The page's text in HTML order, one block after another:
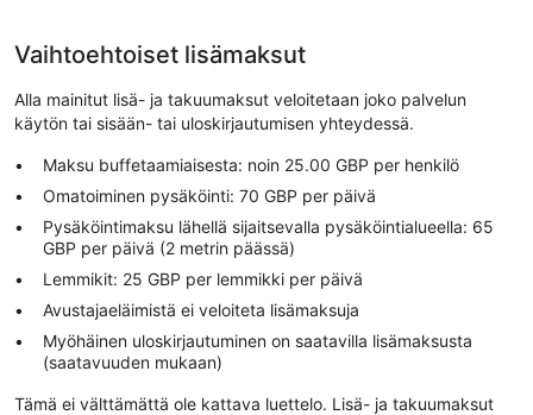
Vaihtoehtoiset lisämaksut
Alla mainitut lisä- ja takuumaksut veloitetaan joko palvelun
käytön tai sisään- tai uloskirjautumisen yhteydessä.
Maksu buffetaamiaisesta: noin 25.00 GBP per henkilö
Omatoiminen pysäköinti: 70 GBP per päivä
Pysäköintimaksu lähellä sijaitsevalla pysäköintialueella: 65
GBP per päivä (2 metrin päässä)
Lemmikit: 25 GBP per lemmikki per päivä
Avustajaeläimistä ei veloiteta lisämaksuja
Myöhäinen uloskirjautuminen on saatavilla lisämaksusta
(saatavuuden mukaan)
Tämä ei välttämättä ole kattava luettelo. Lisä- ja takuumaksut